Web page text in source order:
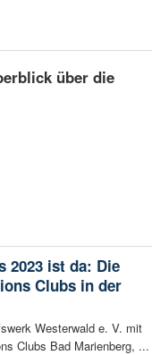
über die
2023 ist da: Die
Clubs in der
Westerwald e. V. mit
Clubs Bad Marienberg, ...